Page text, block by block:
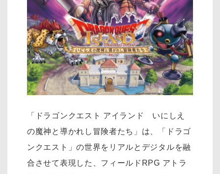
「ドラゴンクエスト アイランド いにしえ
の魔神と導かれし冒険者たち」は、「ドラゴ
ンクエスト」の世界をリアルとデジタルを融
合させて表現した、フィールドRPG アトラ